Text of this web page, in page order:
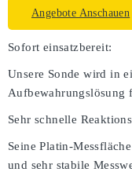
Angebote Anschauen
Sofort einsatzbereit:
Unsere Sonde wird in
Aufbewahrungslösung
Sehr schnelle
Seine Platin-
und sehr stabile